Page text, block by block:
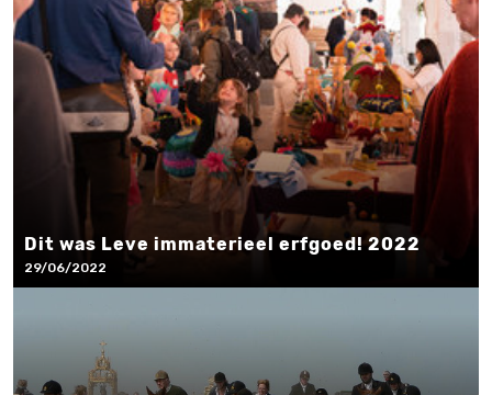
Dit was Leve immaterieel erfgoed! 2022
29/06/2022